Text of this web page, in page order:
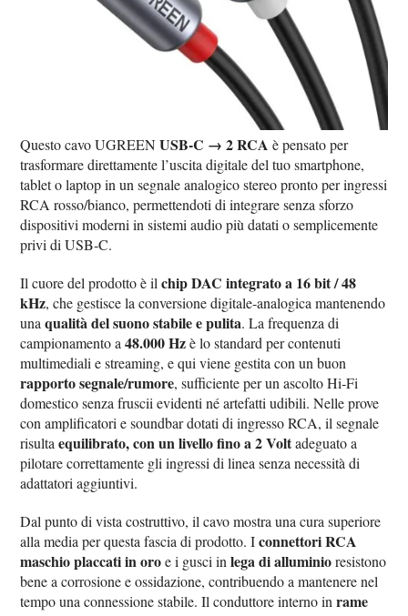
Questo cavo UGREENUSB‑C → 2 RCA è pensato per
trasformare direttamente l’uscita digitale del tuo smartphone,
tablet o laptop in un segnale analogico stereo pronto per ingressi
RCA rosso/bianco, permettendoti di integrare senza sforzo
dispositivi moderni in sistemi audio più datati o semplicemente
privi di USB‑C.
Il cuore del prodotto è ilchip DAC integrato a 16 bit / 48
kHz, che gestisce la conversione digitale‑analogica mantenendo
unaqualità del suono stabile e pulita. La frequenza di
campionamento a48.000 Hzè lo standard per contenuti
multimediali e streaming, e qui viene gestita con un buon
rapporto segnale/rumore, sufficiente per un ascolto Hi‑Fi
domestico senza fruscii evidenti né artefatti udibili. Nelle prove
con amplificatori e soundbar dotati di ingresso RCA, il segnale
risultaequilibrato, con un livello fino a 2 Voltadeguato a
pilotare correttamente gli ingressi di linea senza necessità di
adattatori aggiuntivi.
Dal punto di vista costruttivo, il cavo mostra una cura superiore
alla media per questa fascia di prodotto. Iconnettori RCA
maschio placcati in oroe i gusci inlega di alluminioresistono
bene a corrosione e ossidazione, contribuendo a mantenere nel
tempo una connessione stabile. Il conduttore interno inrame